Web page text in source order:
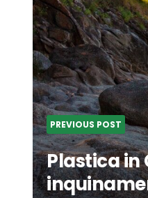
PREVIOUS POST
Plastica in